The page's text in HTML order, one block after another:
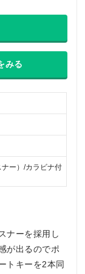
みる
ー）/カラビナ付
ナーを採用し
が出るのでポ
トキーを2本同